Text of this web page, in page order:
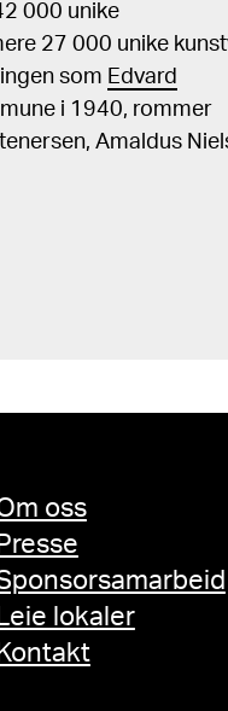
000 unike
27 000 unike
som Edvard
i 1940, rommer
Amaldus
oss
Presse
Leie lokaler
Kontakt